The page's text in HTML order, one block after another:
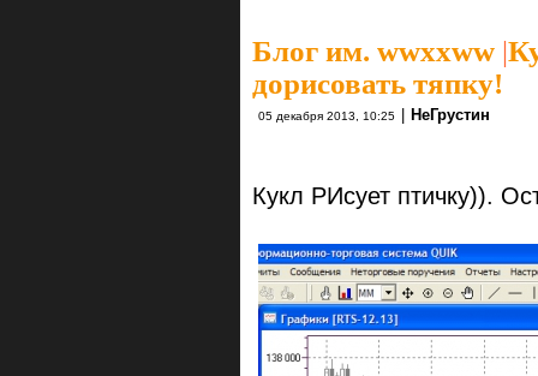
Блог им. wwxxww |
дорисовать тяпку!
05 декабря 2013, 10:25 НеГрустин
Кукл РИсует птичку)).